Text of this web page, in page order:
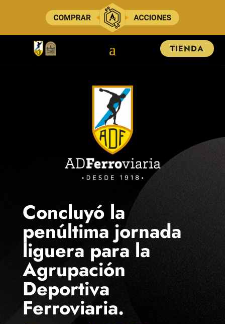
TIENDA
Concluyó la
penúltima jornada
liguera para la
Agrupación
Deportiva
Ferroviaria.